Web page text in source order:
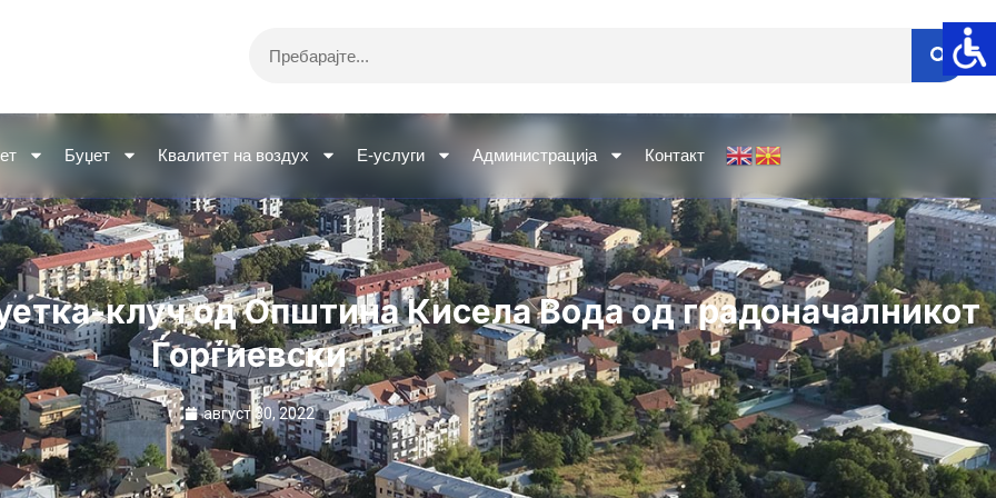
Буџет Квалитет на воздух Е-услуги Администрација Контакт
клуч од Општина Кисела Вода од градоначалникот
Ѓорѓиевски
август 30, 2022